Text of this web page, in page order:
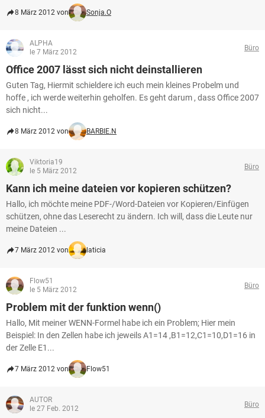
8 März 2012 von Sonja.O
ALPHA
le 7 März 2012
Büro
Office 2007 lässt sich nicht deinstallieren
Guten Tag, Hiermit schieldere ich euch mein kleines Probelm und
hoffe , ich werde weiterhin geholfen. Es geht darum , dass Office 2007
sich nicht...
8 März 2012 von BARBIE.N
Viktoria19
le 5 März 2012
Büro
Kann ich meine dateien vor kopieren schützen?
Hallo, ich möchte meine PDF-/Word-Dateien vor Kopieren/Einfügen
schützen, ohne das Leserecht zu ändern. Ich will, dass die Leute nur
meine Dateien ...
7 März 2012 von laticia
Flow51
le 5 März 2012
Büro
Problem mit der funktion wenn()
Hallo, Mit meiner WENN-Formel habe ich ein Problem; Hier mein
Beispiel: In den Zellen habe ich jeweils A1=14 ,B1=12,C1=10,D1=16 in
der Zelle E1...
7 März 2012 von Flow51
AUTOR
le 27 Feb. 2012
Büro